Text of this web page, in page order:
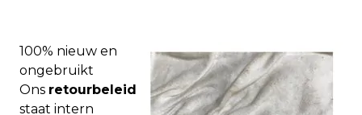
100% nieuw en
ongebruikt
Ons retourbeleid
staat intern